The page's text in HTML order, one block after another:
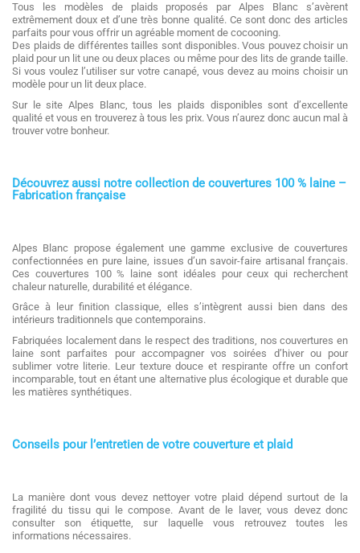
Tous les modèles de plaids proposés par Alpes Blanc s’avèrent
extrêmement doux et d’une très bonne qualité. Ce sont donc des articles
parfaits pour vous offrir un agréable moment de cocooning.
Des plaids de différentes tailles sont disponibles. Vous pouvez choisir un
plaid pour un lit une ou deux places ou même pour des lits de grande taille.
Si vous voulez l’utiliser sur votre canapé, vous devez au moins choisir un
modèle pour un lit deux place.
Sur le site Alpes Blanc, tous les plaids disponibles sont d’excellente
qualité et vous en trouverez à tous les prix. Vous n’aurez donc aucun mal à
trouver votre bonheur.
Découvrez aussi notre collection de couvertures 100 % laine –
Fabrication française
Alpes Blanc propose également une gamme exclusive de couvertures
confectionnées en pure laine, issues d’un savoir-faire artisanal français.
Ces couvertures 100 % laine sont idéales pour ceux qui recherchent
chaleur naturelle, durabilité et élégance.
Grâce à leur finition classique, elles s’intègrent aussi bien dans des
intérieurs traditionnels que contemporains.
Fabriquées localement dans le respect des traditions, nos couvertures en
laine sont parfaites pour accompagner vos soirées d’hiver ou pour
sublimer votre literie. Leur texture douce et respirante offre un confort
incomparable, tout en étant une alternative plus écologique et durable que
les matières synthétiques.
Conseils pour l’entretien de votre couverture et plaid
La manière dont vous devez nettoyer votre plaid dépend surtout de la
fragilité du tissu qui le compose. Avant de le laver, vous devez donc
consulter son étiquette, sur laquelle vous retrouvez toutes les
informations nécessaires.